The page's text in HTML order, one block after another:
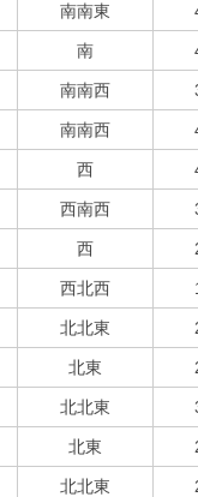
南南東
南
南南西
南南西
西
西南西
西
西北西
北北東
北東
北北東
北東
北北東